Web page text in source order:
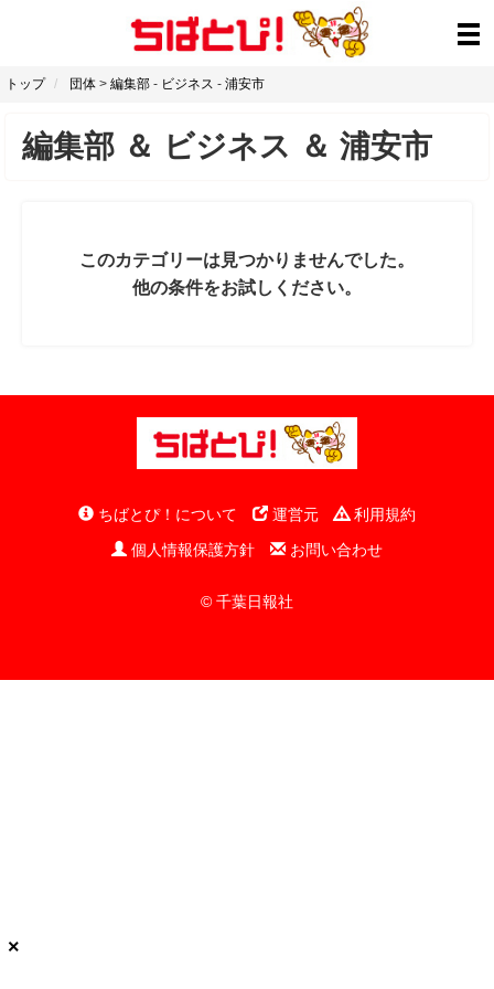
トップ 団体 > 編集部 - ビジネス - 浦安市
編集部 ＆ ビジネス ＆ 浦安市
このカテゴリーは見つかりませんでした。
他の条件をお試しください。
ちばとぴ！について 運営元
利用規約
個人情報保護方針
お問い合わせ
© 千葉日報社
×